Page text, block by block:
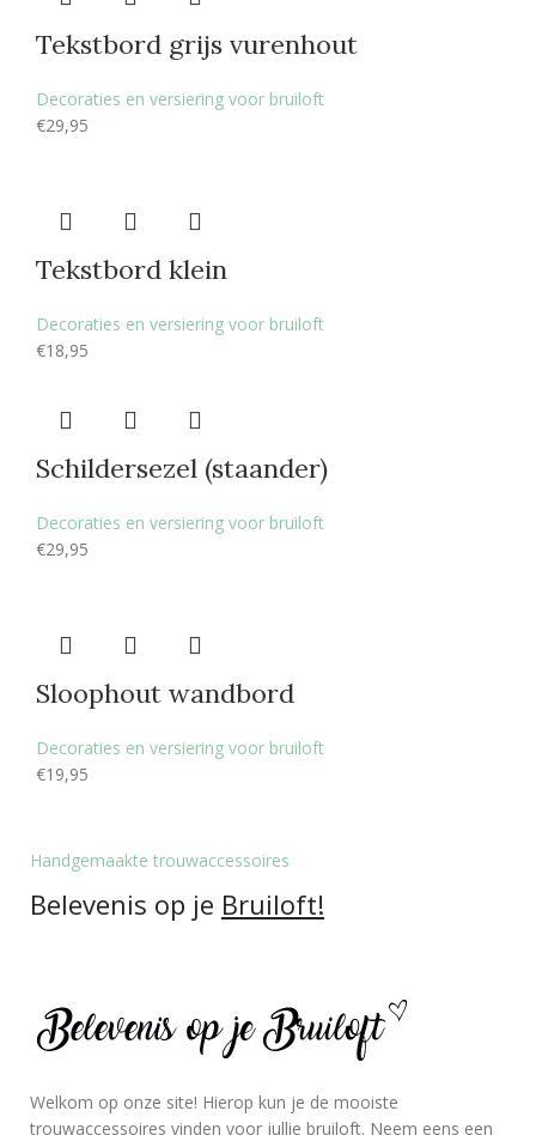
Tekstbord grijs vurenhout
Decoraties en versiering voor bruiloft
€29,95
Tekstbord klein
Decoraties en versiering voor bruiloft
€18,95
Schildersezel (staander)
Decoraties en versiering voor bruiloft
€29,95
Sloophout wandbord
Decoraties en versiering voor bruiloft
€19,95
Handgemaakte trouwaccessoires
Belevenis op je Bruiloft!
Welkom op onze site! Hierop kun je de mooiste
trouwaccessoires vinden voor jullie bruiloft. Neem eens een